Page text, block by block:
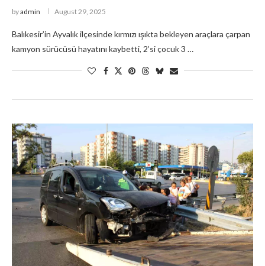
byadmin August 29, 2025
Balıkesir’in Ayvalık ilçesinde kırmızı ışıkta bekleyen araçlara çarpan
kamyon sürücüsü hayatını kaybetti, 2’si çocuk 3 …